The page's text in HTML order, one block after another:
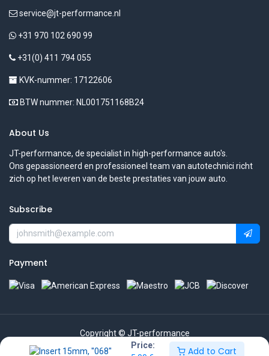
Price:
Add to Cart
service@jt-performance.nl
+31 970 102 690 99
+31(0) 411 794 055
KVK-nummer: 17122606
BTW nummer: NL001751168B24
About Us
JT-performance, de specialist in high-performance auto's.
Ons gepassioneerd en professioneel team van autotechnici richt
zich op het leveren van de beste prestaties van jouw auto.
Subscribe
Payment
Copyright © JT-performance